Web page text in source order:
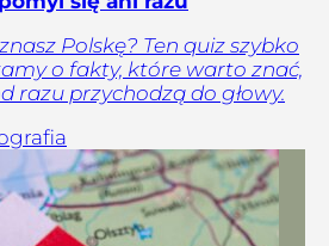
Polskę? Ten quiz szybko
o fakty, które warto znać,
razu przychodzą do głowy.